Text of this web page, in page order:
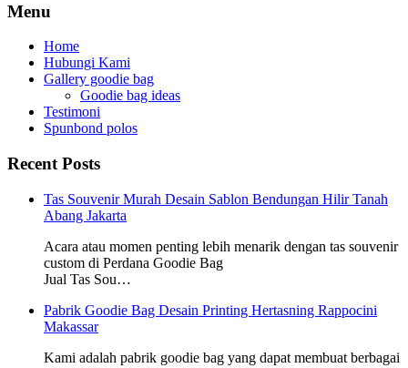
Menu
Home
Hubungi Kami
Gallery goodie bag
Goodie bag ideas
Testimoni
Spunbond polos
Recent Posts
Tas Souvenir Murah Desain Sablon Bendungan Hilir Tanah
Abang Jakarta
Acara atau momen penting lebih menarik dengan tas souvenir
custom di Perdana Goodie Bag
Jual Tas Sou…
Pabrik Goodie Bag Desain Printing Hertasning Rappocini
Makassar
Kami adalah pabrik goodie bag yang dapat membuat berbagai